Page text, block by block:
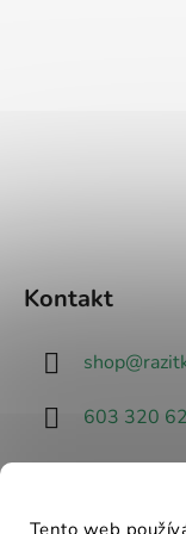
Tento web
Kontakt
shop@
603 320